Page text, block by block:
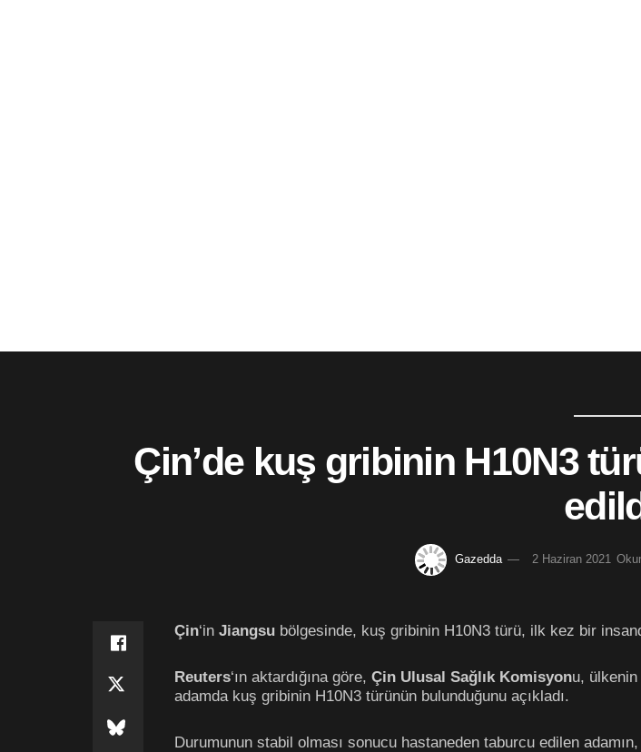
Çin’de kuş gribinin H10N3
Gazedda 2 Haziran 2021
Çin‘in Jiangsu bölgesinde, kuş gribinin H10N3 türü, ilk kez bir
Reuters‘ın aktardığına göre, Çin Ulusal Sağlık Komisyonu,
adamda kuş gribinin H10N3 türünün bulunduğunu açıkladı.
Durumunun stabil olması sonucu hastaneden taburcu edilen